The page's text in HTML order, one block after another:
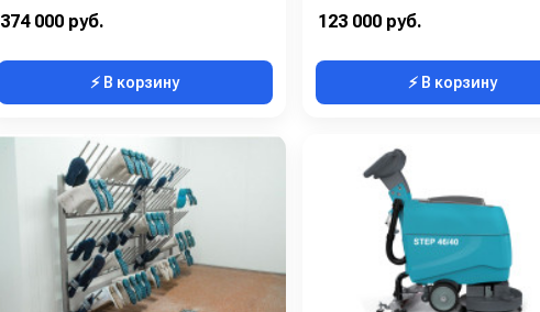
374 000 руб.
⚡ В корзину
123 000 руб.
⚡ В корзину